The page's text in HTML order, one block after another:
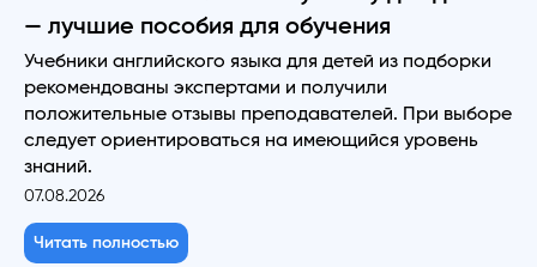
— лучшие пособия для обучения
Учебники английского языка для детей из подборки
рекомендованы экспертами и получили
положительные отзывы преподавателей. При выборе
следует ориентироваться на имеющийся уровень
знаний.
07.08.2026
Читать полностью